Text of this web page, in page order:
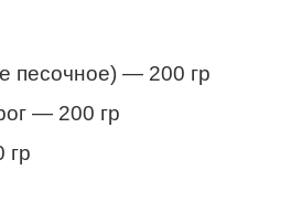
песочное) — 200 гр
— 200 гр
гр